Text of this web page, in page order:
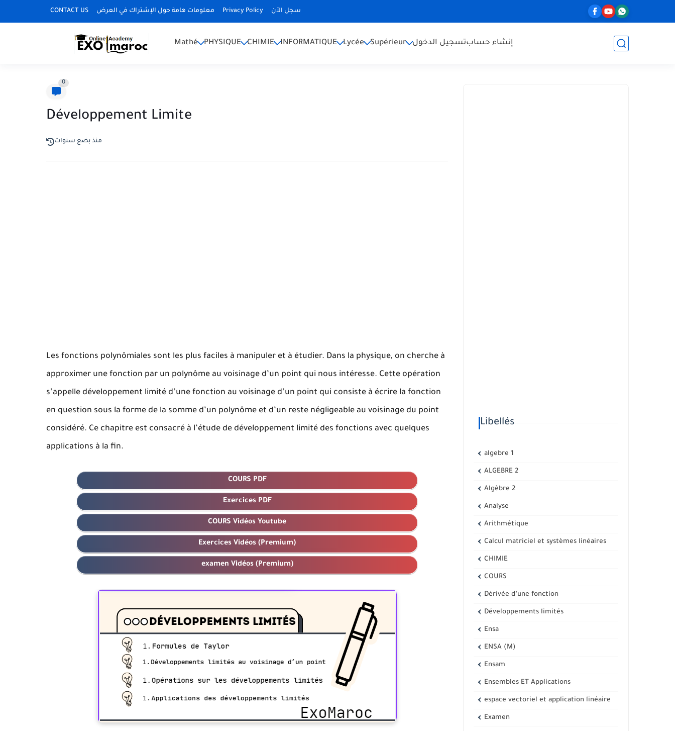
CONTACT US معلومات هامة حول الإشتراك في العرض Privacy Policy سجل الآن
Mathé PHYSIQUE CHIMIE INFORMATIQUE Lycée Supérieur تسجيل الدخولإنشاء حساب
0
Développement Limite
منذ بضع سنوات
Les fonctions polynômiales sont les plus faciles à manipuler et à étudier. Dans la physique, on cherche à
approximer une fonction par un polynôme au voisinage d’un point qui nous intéresse. Cette opération
s’appelle développement limité d’une fonction au voisinage d’un point qui consiste à écrire la fonction
en question sous la forme de la somme d’un polynôme et d’un reste négligeable au voisinage du point
considéré. Ce chapitre est consacré à l’étude de développement limité des fonctions avec quelques
applications à la fin.
COURS PDF
Exercices PDF
COURS Vidéos Youtube
Exercices Vidéos (Premium)
examen Vidéos (Premium)
Libellés
algebre 1
ALGEBRE 2
Algèbre 2
Analyse
Arithmétique
Calcul matriciel et systèmes linéaires
CHIMIE
COURS
Dérivée d’une fonction
Développements limités
Ensa
ENSA (M)
Ensam
Ensembles ET Applications
espace vectoriel et application linéaire
Examen